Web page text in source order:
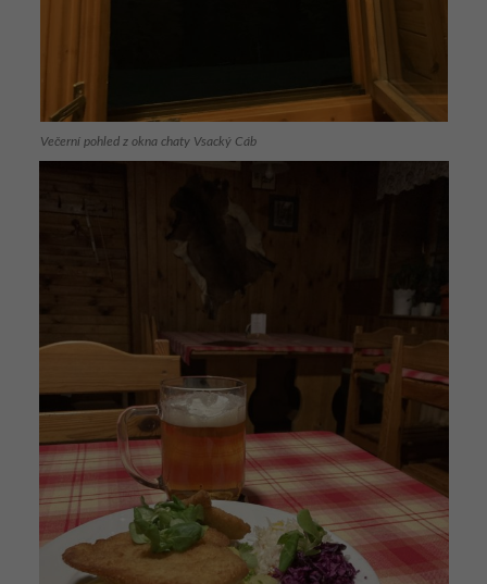
Večerní pohled z okna chaty Vsacký Cáb